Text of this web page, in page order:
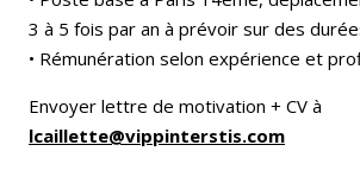
3 à 5 fois par an à prévoir sur des
• Rémunération selon expérience et
Envoyer lettre de motivation + CV à
lcaillette@vippinterstis.com